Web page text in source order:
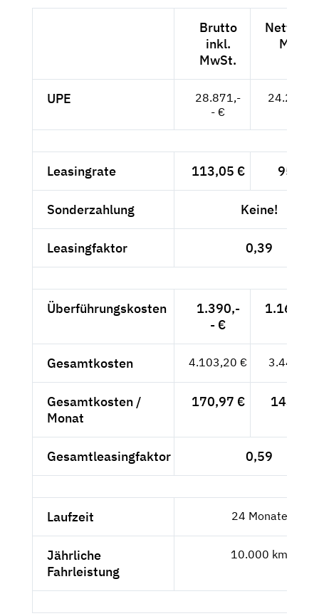
Brutto
inkl.
MwSt.
Netto
MwSt.
UPE
28.871,-
- €
Leasingrate 113,05 € 95,-- €
Sonderzahlung Keine!
Leasingfaktor 0,39
Überführungskosten
1.390,-
- €
Gesamtkosten 4.103,20 € 3.448,07
Gesamtkosten /
Monat
170,97 € 143,67
Gesamtleasingfaktor 0,59
Laufzeit 24 Monate
Jährliche
Fahrleistung
10.000 km